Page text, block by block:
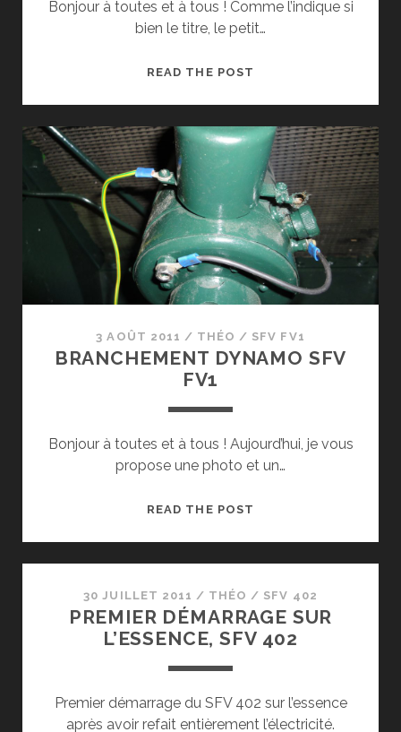
Bonjour à toutes et à tous ! Comme l’indique si
bien le titre, le petit…
READ THE POST
ARRIVÉ,
AUSSITÔT
DÉMONTÉ
!
3 AOÛT 2011 / THÉO / SFV FV1
BRANCHEMENT DYNAMO SFV
FV1
Bonjour à toutes et à tous ! Aujourd’hui, je vous
propose une photo et un…
READ THE POST
30 JUILLET 2011 / THÉO / SFV 402
PREMIER DÉMARRAGE SUR
L’ESSENCE, SFV 402
Premier démarrage du SFV 402 sur l’essence
après avoir refait entièrement l’électricité.